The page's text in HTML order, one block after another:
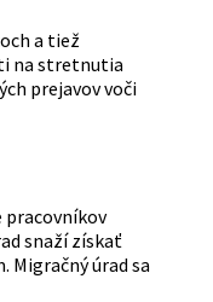
a tiež
na stretnutia
prejavov voči
pracovníkov
snaží získať
Migračný úrad sa